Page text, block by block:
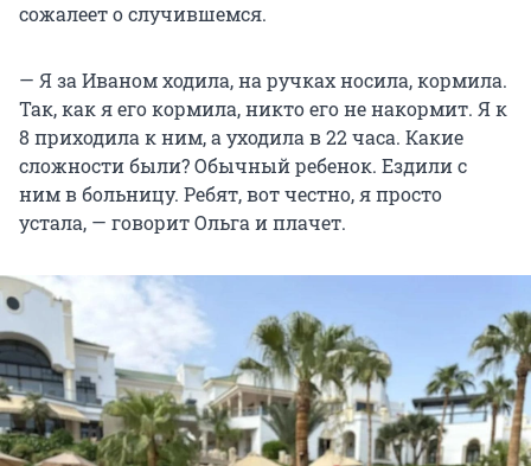
сожалеет о случившемся.
— Я за Иваном ходила, на ручках носила, кормила.
Так, как я его кормила, никто его не накормит. Я к
8 приходила к ним, а уходила в 22 часа. Какие
сложности были? Обычный ребенок. Ездили с
ним в больницу. Ребят, вот честно, я просто
устала, — говорит Ольга и плачет.